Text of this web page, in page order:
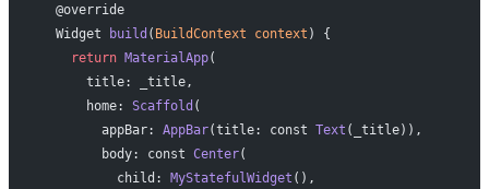
  @override
  Widget
build ( BuildContext context ) {
    return
MaterialApp(
      title: _title,
      home:
Scaffold (
        appBar:
AppBar(title: const Text (_title)),
        body: const
Center(
          child:
MyStatefulWidget (),